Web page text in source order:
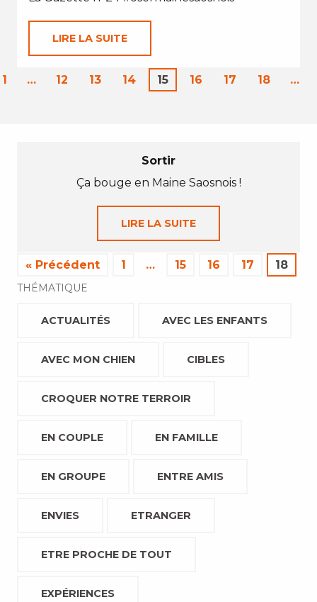
LIRE LA SUITE
1 … 12 13 14 15 16 17 18 …
Sortir
Ça bouge en Maine Saosnois !
LIRE LA SUITE
« Précédent 1 … 15 16 17 18
THÉMATIQUE
ACTUALITÉS AVEC LES ENFANTS
AVEC MON CHIEN CIBLES
CROQUER NOTRE TERROIR
EN COUPLE EN FAMILLE
EN GROUPE ENTRE AMIS
ENVIES ETRANGER
ETRE PROCHE DE TOUT
EXPÉRIENCES